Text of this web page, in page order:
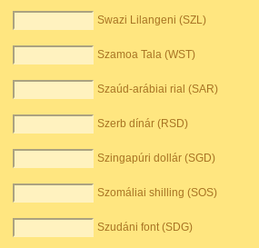
Swazi Lilangeni (SZL)
Szamoa Tala (WST)
Szaúd-arábiai rial (SAR)
Szerb dínár (RSD)
Szingapúri dollár (SGD)
Szomáliai shilling (SOS)
Szudáni font (SDG)